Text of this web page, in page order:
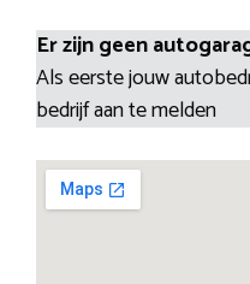
Er zijn geen
Als eerste jouw
bedrijf aan te melden